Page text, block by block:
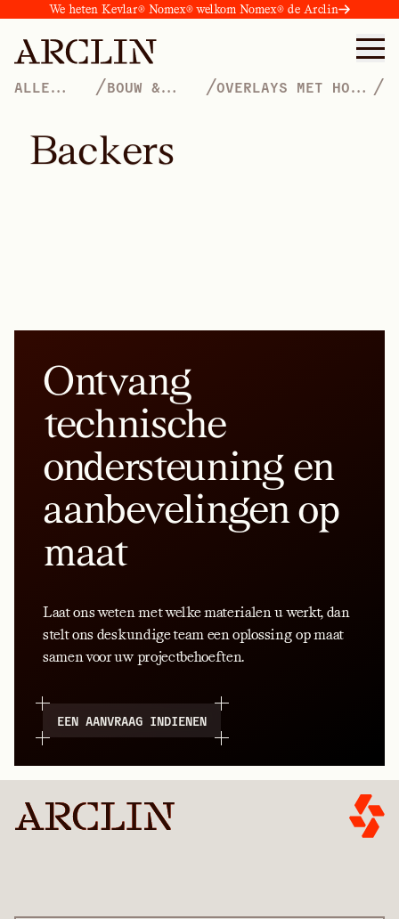
We heten Kevlar® Nomex® welkom Nomex® de Arclin
ALLE
/BOUW &
/OVERLAYS MET HOGE /
Backers
Ontvang
technische
ondersteuning en
aanbevelingen op
maat
Laat ons weten met welke materialen u werkt, dan
stelt ons deskundige team een oplossing op maat
samen voor uw projectbehoeften.
EEN AANVRAAG INDIENEN